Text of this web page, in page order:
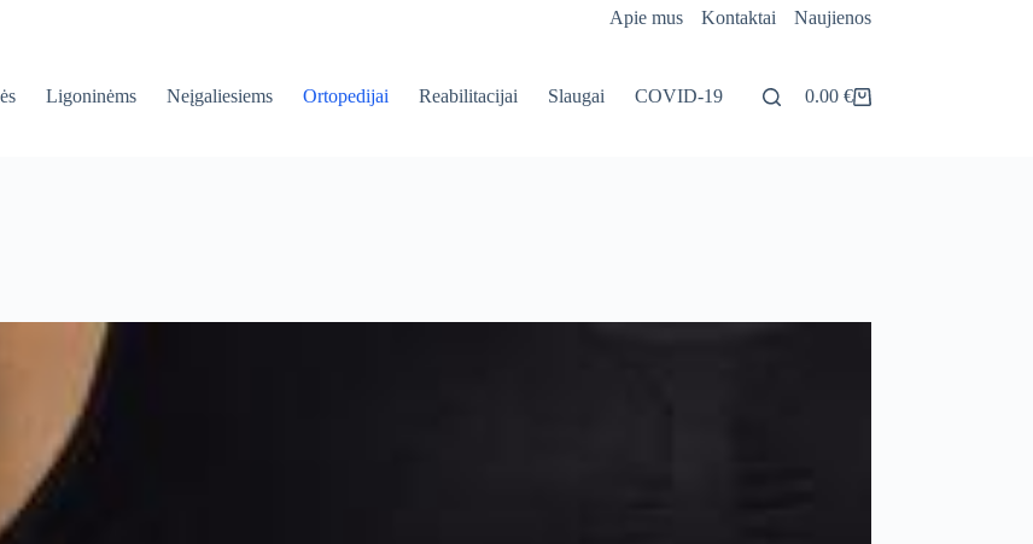
Apie mus Kontaktai Naujienos
Ligoninėms Neįgaliesiems Ortopedijai Reabilitacijai Slaugai COVID-19
Pirkinių
0.00 €